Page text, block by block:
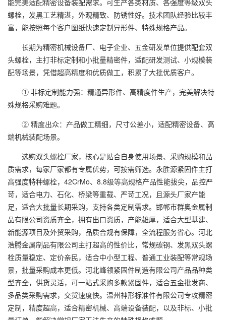
能完美适配精密设备装配需求。可生产各类材质、各强度等级双头
螺栓，发黑工艺精湛，外观精致、防锈性好。技术团队经验比较丰
富，能按照每个客户图纸快速定制异形件、特殊规格产品。
长期为精密机械设备厂、电子企业、五金研发单位提供配套双
头螺栓，主打非标定制和小批量精密件，适配研发测试、小规模装
配等场景，凭借超高精度和优质做工，积累了大批优质客户。
① 非标定制能力强：精通异形件、高精度件生产，完美解决特
殊规格采购难题。
② 精度出众：产品做工精细，尺寸公差小，适配精密设备、高
端机械装配场景。
选购双头螺栓厂家，核心是贴合自身使用场景、采购规模和品
质需求，每家厂家都有专属优势，可按需筛选。永胜源紧固件主打
高强度特种螺栓，42CrMo、8.8级等高规格产品性能拔尖，品控严
苛，适合电力、石化、桥梁等重载、严苛工况，且源头厂家产能
足，适合大批量长期采购，支持各类定制需求。邯郸市群奥金属制
品有限公司资质齐全，拥有出口资质，产能雄厚，适合大型基建、
新能源项目及外贸采购，品质合规有保障，全流程服务省心。河北
浩腾金属制品有限公司主打超高的性价比，常规碳钢、发黑双头螺
栓质量稳定、定价亲民，适合中小型工程、普通工业装配等常规场
景，批量采购成本更低。河北峰领紧固件制造有限公司产品品种类
型齐全，供货灵活，可一站式采购多款紧固件，适合五金批发商、
多品类采购需求，交货速度快。温州神形标准件有限公司专攻精密
定制，精度超高，适合精密机械、高端设备装配，以及非标、小批